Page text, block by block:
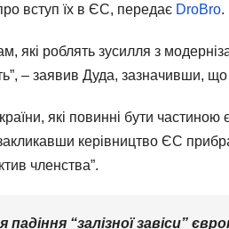
вступ їх в ЄС, передає DroBro.
роблять зусилля з
– заявив Дуда, зазначивши,
які повинні бути частиною
керівництво ЄС
членства”.
падіння “залізної завіси”